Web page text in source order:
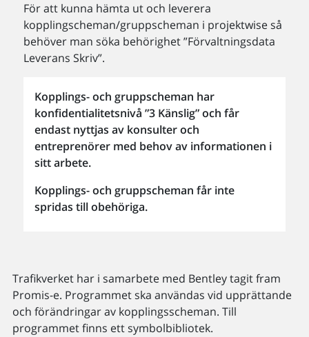
För att kunna hämta ut och leverera
kopplingscheman/gruppscheman i projektwise så
behöver man söka behörighet ”Förvaltningsdata
Leverans Skriv”.
Kopplings- och gruppscheman har
konfidentialitetsnivå ”3 Känslig” och får
endast nyttjas av konsulter och
entreprenörer med behov av informationen i
sitt arbete.
Kopplings- och gruppscheman får inte
spridas till obehöriga.
Trafikverket har i samarbete med Bentley tagit fram
Promis-e. Programmet ska användas vid upprättande
och förändringar av kopplingsscheman. Till
programmet finns ett symbolbibliotek.